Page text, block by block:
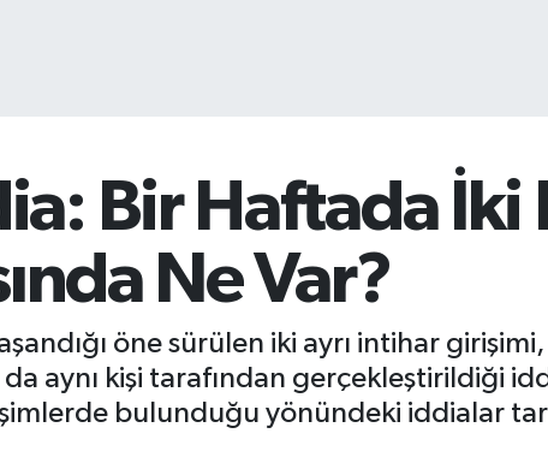
Bir Haftada İki
Ne Var?
öne sürülen iki ayrı intihar girişimi,
aynı kişi tarafından gerçekleştirildiği
bulunduğu yönündeki iddialar